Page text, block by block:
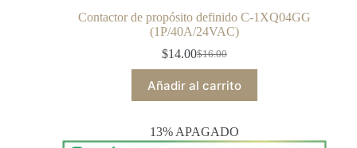
Contactor de propósito definido C-1XQ04GG
(1P/40A/24VAC)
$16.00
$14.00
Añadir al carrito
13% APAGADO